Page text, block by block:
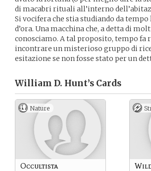
di macabri rituali all’interno
Si vocifera che stia studiando da
d’ora. Una macchina che, a detta di
conosciamo. A tal proposito, tempo fa
incontrare un misterioso gruppo di
esitazione se non fosse stato per un
William D. Hunt’s Cards
Nature
Occultista